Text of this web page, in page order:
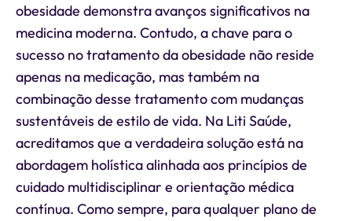
obesidade demonstra avanços significativos na
medicina moderna. Contudo, a chave para o
sucesso no tratamento da obesidade não reside
apenas na medicação, mas também na
combinação desse tratamento com mudanças
sustentáveis de estilo de vida. Na Liti Saúde,
acreditamos que a verdadeira solução está na
abordagem holística alinhada aos princípios de
cuidado multidisciplinar e orientação médica
contínua. Como sempre, para qualquer plano de